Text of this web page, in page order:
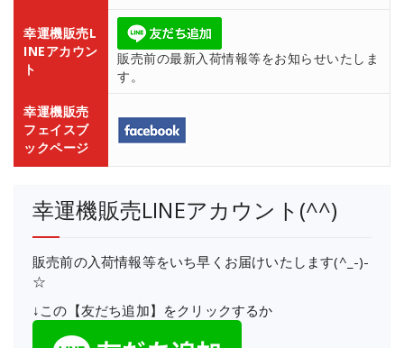
幸運機販売L
INEアカウン
ト
販売前の最新入荷情報等をお知らせいたしま
す。
幸運機販売
フェイスブ
ックページ
幸運機販売LINEアカウント(^^)
販売前の入荷情報等をいち早くお届けいたします(^_-)-
☆
↓この【友だち追加】をクリックするか